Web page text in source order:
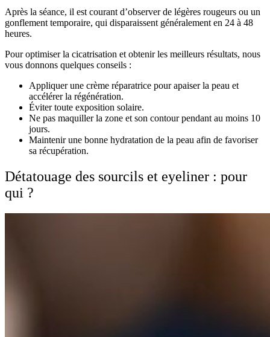
Après la séance, il est courant d’observer de légères rougeurs ou un
gonflement temporaire, qui disparaissent généralement en 24 à 48
heures.
Pour optimiser la cicatrisation et obtenir les meilleurs résultats, nous
vous donnons quelques conseils :
Appliquer une crème réparatrice pour apaiser la peau et
accélérer la régénération.
Éviter toute exposition solaire.
Ne pas maquiller la zone et son contour pendant au moins 10
jours.
Maintenir une bonne hydratation de la peau afin de favoriser
sa récupération.
Détatouage des sourcils et eyeliner : pour
qui ?